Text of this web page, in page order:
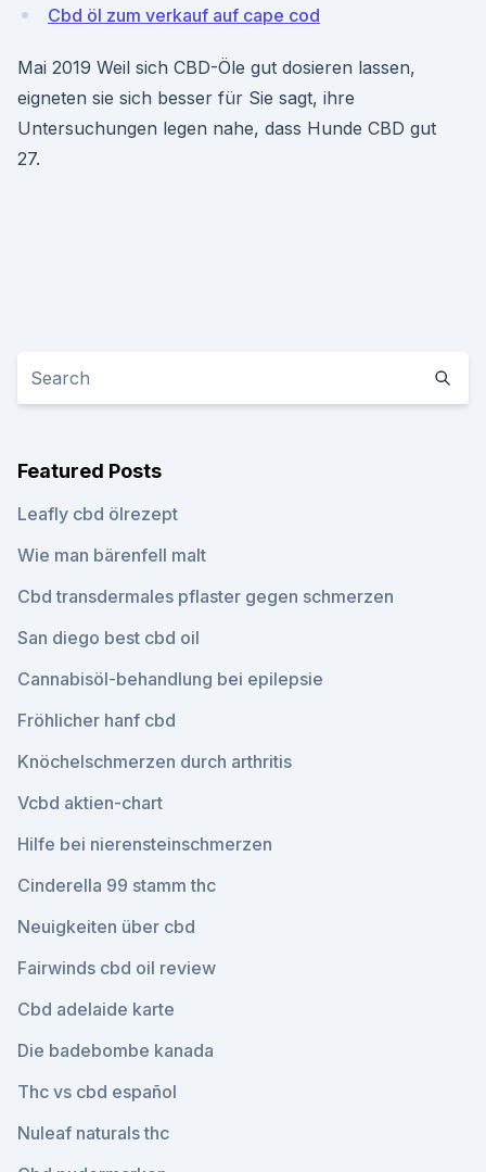
Cbd öl zum verkauf auf cape cod
Mai 2019 Weil sich CBD-Öle gut dosieren lassen,
eigneten sie sich besser für Sie sagt, ihre
Untersuchungen legen nahe, dass Hunde CBD gut
27.
Featured Posts
Leafly cbd ölrezept
Wie man bärenfell malt
Cbd transdermales pflaster gegen schmerzen
San diego best cbd oil
Cannabisöl-behandlung bei epilepsie
Fröhlicher hanf cbd
Knöchelschmerzen durch arthritis
Vcbd aktien-chart
Hilfe bei nierensteinschmerzen
Cinderella 99 stamm thc
Neuigkeiten über cbd
Fairwinds cbd oil review
Cbd adelaide karte
Die badebombe kanada
Thc vs cbd español
Nuleaf naturals thc